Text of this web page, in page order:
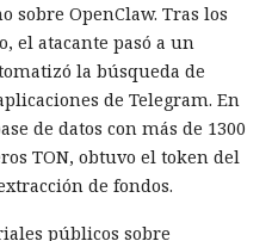
sobre OpenClaw. Tras los
el atacante pasó a un
la búsqueda de
de Telegram. En
de datos con más de 1300
TON, obtuvo el token del
de fondos.
públicos sobre